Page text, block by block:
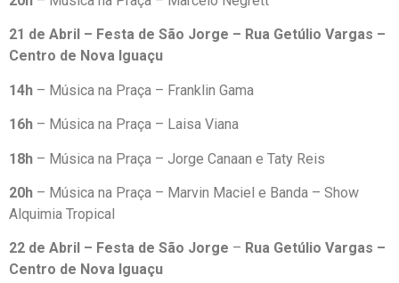
21 de Abril – Festa de São Jorge – Rua Getúlio Vargas –
Centro de Nova Iguaçu
14h – Música na Praça – Franklin Gama
16h – Música na Praça – Laisa Viana
18h – Música na Praça – Jorge Canaan e Taty Reis
20h – Música na Praça – Marvin Maciel e Banda – Show
Alquimia Tropical
22 de Abril – Festa de São Jorge – Rua Getúlio Vargas –
Centro de Nova Iguaçu